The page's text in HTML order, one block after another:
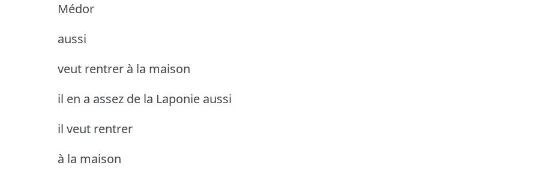
Médor
aussi
veut rentrer à la maison
il en a assez de la Laponie aussi
il veut rentrer
à la maison